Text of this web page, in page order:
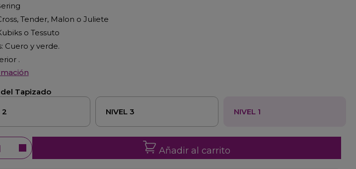
Tender, Malon o Juliete
o Tessuto
Cuero y verde.
.
Tapizado
2 NIVEL 3 NIVEL 1
Añadir al carrito